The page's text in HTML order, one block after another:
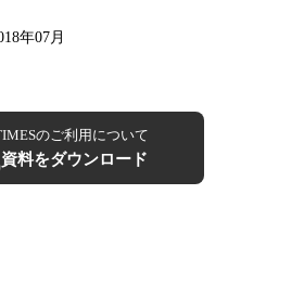
年07月
のご利用について
資料をダウンロード